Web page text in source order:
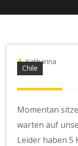
Chile
Katharina
Momentan
warten auf
Leider haben 5